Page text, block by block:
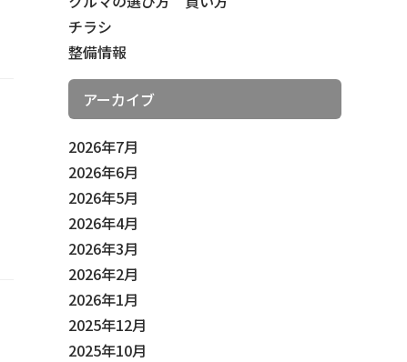
チラシ
整備情報
アーカイブ
2026年7月
2026年6月
2026年5月
2026年4月
2026年3月
2026年2月
2026年1月
2025年12月
2025年10月